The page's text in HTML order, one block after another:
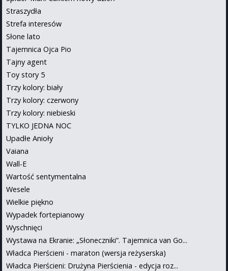
Straszydła
Strefa interesów
Słone lato
Tajemnica Ojca Pio
Tajny agent
Toy story 5
Trzy kolory: biały
Trzy kolory: czerwony
Trzy kolory: niebieski
TYLKO JEDNA NOC
Upadłe Anioły
Vaiana
Wall-E
Wartość sentymentalna
Wesele
Wielkie piękno
Wypadek fortepianowy
Wyschnięci
Wystawa na Ekranie: „Słoneczniki”. Tajemnica van Go...
Władca Pierścieni - maraton (wersja reżyserska)
Władca Pierścieni: Drużyna Pierścienia - edycja roz...